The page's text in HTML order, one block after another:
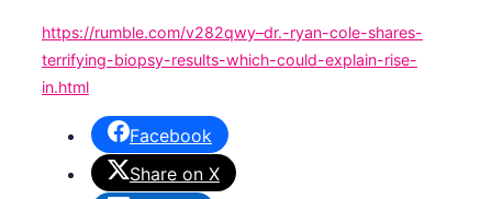
https://rumble.com/v282qwy–dr.-ryan-cole-shares-
terrifying-biopsy-results-which-could-explain-rise-
in.html
Facebook
Share on X